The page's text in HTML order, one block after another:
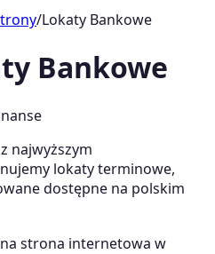
/Lokaty Bankowe
Bankowe
najwyższym
lokaty terminowe,
dostępne na polskim
strona internetowa w